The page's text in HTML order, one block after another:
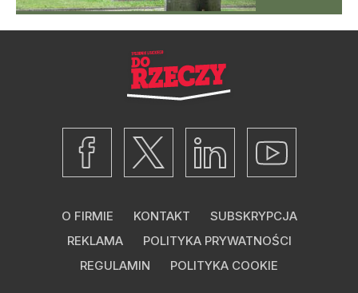
O FIRMIE KONTAKT
SUBSKRYPCJA
REKLAMA
POLITYKA PRYWATNOŚCI
REGULAMIN
POLITYKA COOKIE